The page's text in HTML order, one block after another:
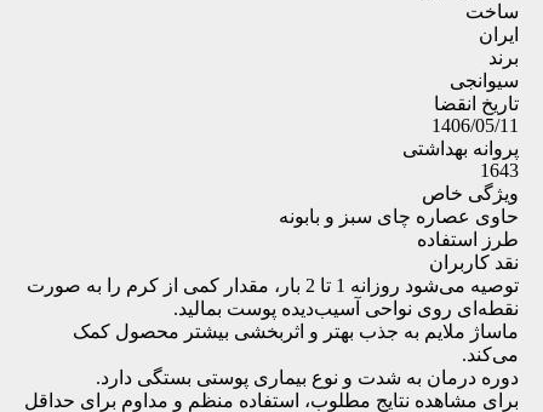
ساخت
ایران
برند
سیوانجی
تاریخ انقضا
1406/05/11
پروانه بهداشتی
1643
ویژگی خاص
حاوی عصاره چای سبز و بابونه
طرز استفاده
نقد کاربران
توصیه می‌شود روزانه 1 تا 2 بار، مقدار کمی از کرم را به صورت
نقطه‌ای روی نواحی آسیب‌دیده پوست بمالید.
ماساژ ملایم به جذب بهتر و اثربخشی بیشتر محصول کمک
می‌کند.
دوره درمان به شدت و نوع بیماری پوستی بستگی دارد.
برای مشاهده نتایج مطلوب، استفاده منظم و مداوم برای حداقل